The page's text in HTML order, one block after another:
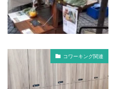
コワーキング関連